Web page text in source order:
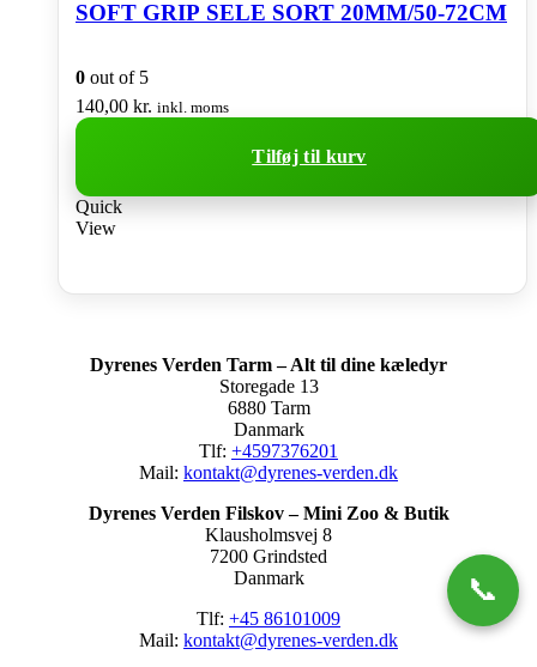
SOFT GRIP SELE SORT 20MM/50-72CM
0 out of 5
140,00 kr. inkl. moms
Tilføj til kurv
Quick
View
Dyrenes Verden Tarm – Alt til dine kæledyr
Storegade 13
6880 Tarm
Danmark
Tlf: +4597376201
Mail: kontakt@dyrenes-verden.dk
Dyrenes Verden Filskov – Mini Zoo & Butik
Klausholmsvej 8
7200 Grindsted
Danmark
Tlf: +45 86101009
Mail: kontakt@dyrenes-verden.dk
📞